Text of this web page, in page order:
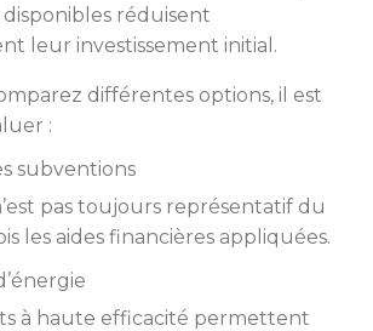
disponibles réduisent
leur investissement initial.
différentes options, il est
:
subventions
pas toujours représentatif du
les aides financières appliquées.
à haute efficacité permettent